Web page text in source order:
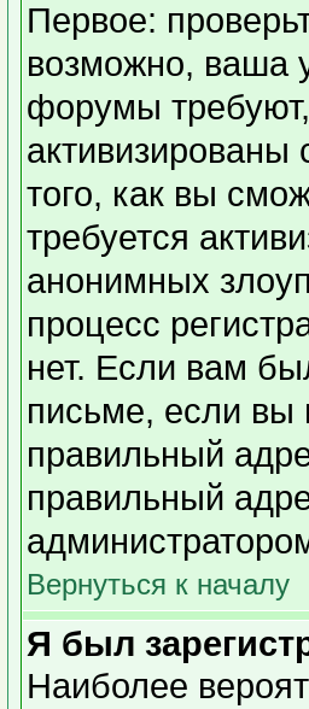
Первое:
возможно, ваша
форумы
того, как вы
требуется
анонимных
процесс
нет. Если вам
письме, если вы
правильный
правильный
Вернуться к началу
Я был
Наиболее